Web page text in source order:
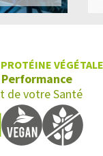
PROTÉINE VÉGÉTALE
de votre Santé